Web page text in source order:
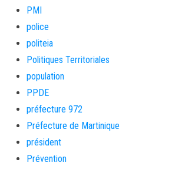
PMI
police
politeia
Politiques Territoriales
population
PPDE
préfecture 972
Préfecture de Martinique
président
Prévention